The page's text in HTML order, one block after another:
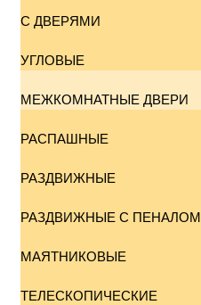
С ДВЕРЯМИ
УГЛОВЫЕ
МЕЖКОМНАТНЫЕ ДВЕРИ
РАСПАШНЫЕ
РАЗДВИЖНЫЕ
РАЗДВИЖНЫЕ С ПЕНАЛОМ
МАЯТНИКОВЫЕ
ТЕЛЕСКОПИЧЕСКИЕ